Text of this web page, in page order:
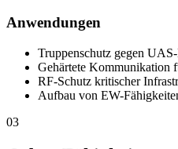
Anwendungen
Truppenschutz gegen
Gehärtete Kommunikation
RF-Schutz kritischer
Aufbau von EW-
03